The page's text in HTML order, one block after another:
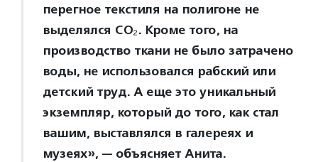
перегное текстиля на полигоне не
выделялся CO₂. Кроме того, на
производство ткани не было затрачено
воды, не использовался рабский или
детский труд. А еще это уникальный
экземпляр, который до того, как стал
вашим, выставлялся в галереях и
музеях», — объясняет Анита.